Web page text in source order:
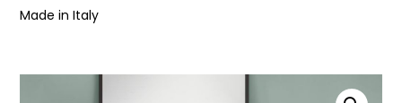
Made in Italy